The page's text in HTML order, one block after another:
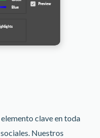
clave en toda
Nuestros